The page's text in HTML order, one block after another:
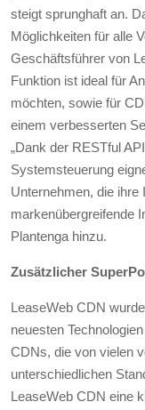
steigt sprunghaft an.
Möglichkeiten für alle
Geschäftsführer von
Funktion ist ideal für
möchten, sowie für
einem verbesserten
„Dank der RESTful
Systemsteuerung
Unternehmen, die ihre
markenübergreifende
Plantenga hinzu.
Zusätzlicher
LeaseWeb CDN
neuesten
CDNs, die von vielen
unterschiedlichen
LeaseWeb CDN eine